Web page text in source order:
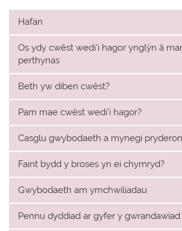
Hafan
Os ydy cwêst wedi'i hagor ynglŷn â
perthynas
Beth yw diben cwêst?
Pam mae cwêst wedi'i hagor?
Casglu gwybodaeth a mynegi pryderon
Faint bydd y broses yn ei chymryd?
Gwybodaeth am ymchwiliadau
Pennu dyddiad ar gyfer y gwrandawiad